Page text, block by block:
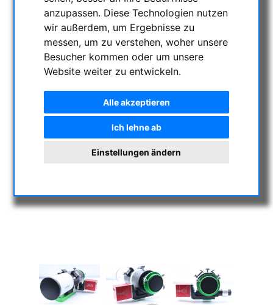
anzupassen. Diese Technologien nutzen
wir außerdem, um Ergebnisse zu
messen, um zu verstehen, woher unsere
Besucher kommen oder um unsere
Website weiter zu entwickeln.
Alle akzeptieren
Ich lehne ab
Einstellungen ändern